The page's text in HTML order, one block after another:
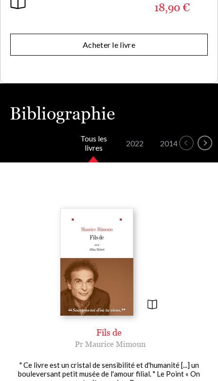
18,90 €
Acheter le livre
Bibliographie
Tous les
livres
2022 2014 2013
Fils de
Pr Maurice Mimoun
" Ce livre est un cristal de sensibilité et d'humanité [...] un
bouleversant petit musée de l'amour filial. " Le Point « On